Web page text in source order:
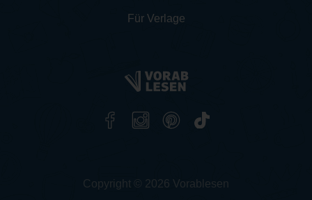
Für Verlage
Copyright © 2026 Vorablesen